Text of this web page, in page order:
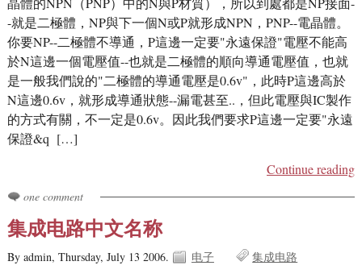
-就是二極體，NP與下一個N或P就形成NPN，PNP--電晶體。
你要NP--二極體不導通，P這邊一定要"永遠保證"電壓不能高
於N這邊一個電壓值--也就是二極體的順向導通電壓值，也就
是一般我們說的"二極體的導通電壓是0.6v"，此時P這邊高於
N這邊0.6v，就形成導通狀態--漏電甚至..，但此電壓與IC製作
的方式有關，不一定是0.6v。因此我們要求P這邊一定要"永遠
保證&q […]
Continue reading
one comment
集成电路中文名称
By admin, Thursday, July 13 2006. 电子 集成电路